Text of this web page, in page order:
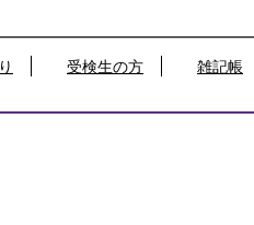
受検生の方 雑記帳